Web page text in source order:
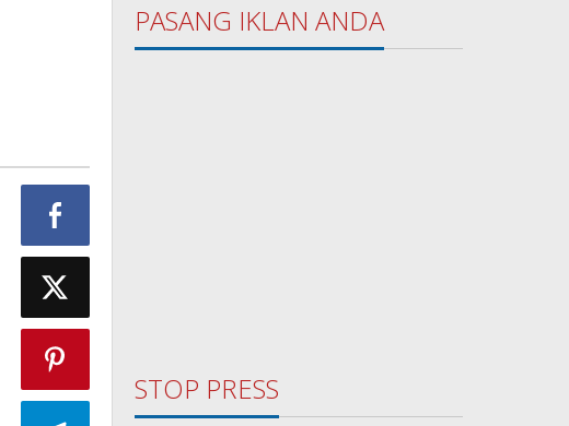
PASANG IKLAN ANDA
STOP PRESS